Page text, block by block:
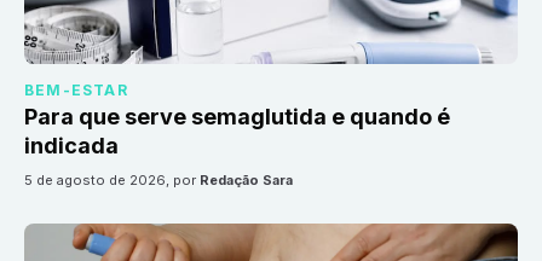
BEM-ESTAR
Para que serve semaglutida e quando é
indicada
5 de agosto de 2026, por Redação Sara